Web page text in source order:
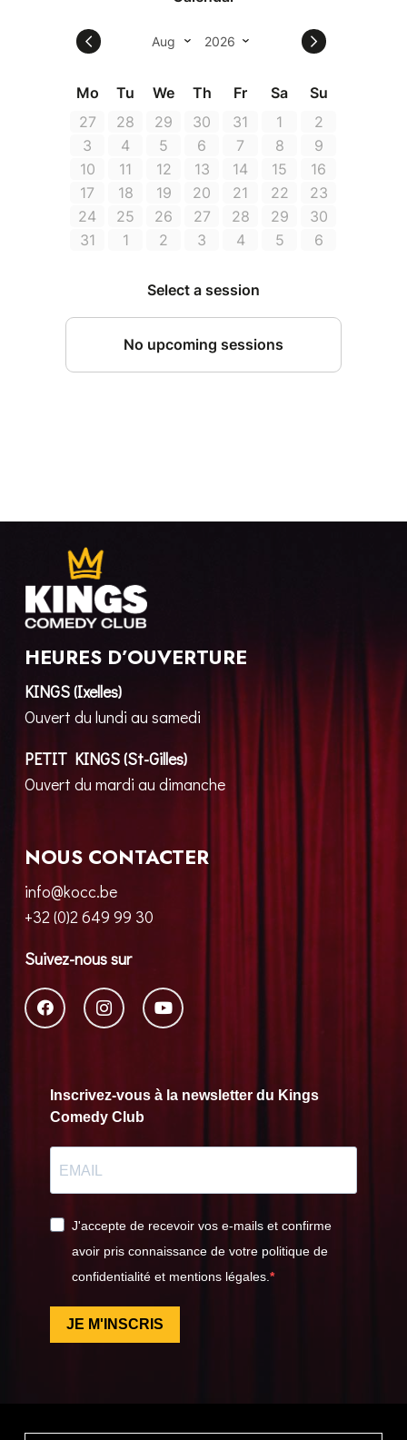
HEURES D’OUVERTURE
KINGS (Ixelles)
Ouvert du lundi au samedi
PETIT KINGS (St-Gilles)
Ouvert du mardi au dimanche
NOUS CONTACTER
info@kocc.be
+32 (0)2 649 99 30
Suivez-nous sur
Inscrivez-vous à la newsletter du Kings
Comedy Club
J'accepte de recevoir vos e-mails et confirme
avoir pris connaissance de votre politique de
confidentialité et mentions légales.
JE M'INSCRIS